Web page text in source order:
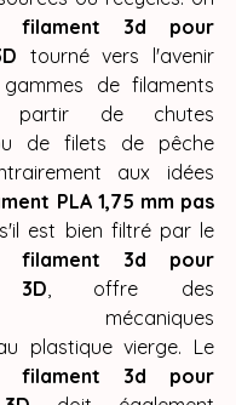
filament 3d pour
tourné vers l'avenir
de filaments
partir de chutes
de filets de pêche
aux idées
PLA 1,75 mm pas
filament 3d pour
3D, offre des
mécaniques
filament 3d pour